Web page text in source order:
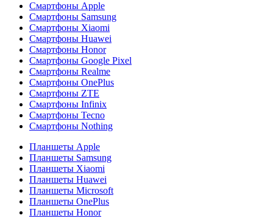
Смартфоны Apple
Смартфоны Samsung
Смартфоны Xiaomi
Смартфоны Huawei
Смартфоны Honor
Смартфоны Google Pixel
Смартфоны Realme
Смартфоны OnePlus
Смартфоны ZTE
Смартфоны Infinix
Смартфоны Tecno
Смартфоны Nothing
Планшеты Apple
Планшеты Samsung
Планшеты Xiaomi
Планшеты Huawei
Планшеты Microsoft
Планшеты OnePlus
Планшеты Honor